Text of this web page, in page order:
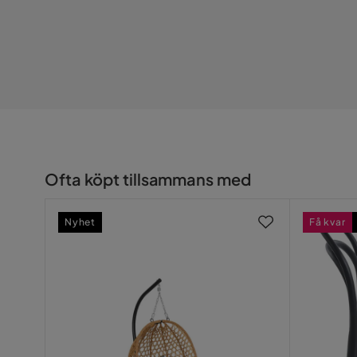
Ofta köpt tillsammans med
Nyhet Få kvar